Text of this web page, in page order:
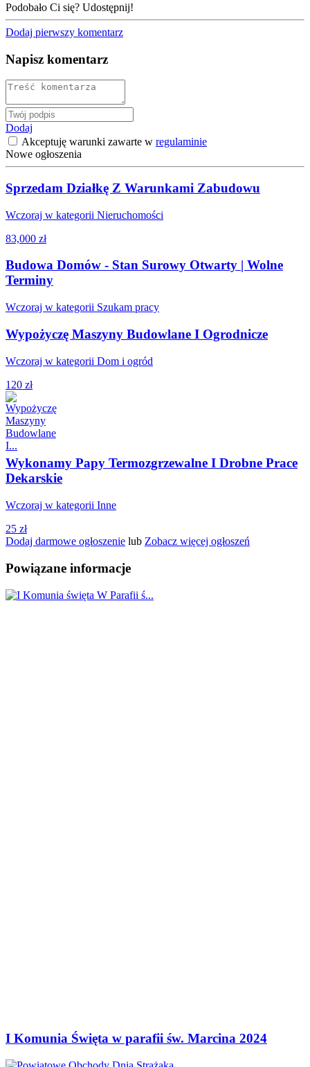
Podobało Ci się? Udostępnij!
Dodaj pierwszy komentarz
Napisz komentarz
Dodaj
Akceptuję warunki zawarte w regulaminie
Nowe ogłoszenia
Sprzedam Działkę Z Warunkami Zabudowu
Wczoraj w kategorii Nieruchomości
83,000 zł
Budowa Domów - Stan Surowy Otwarty | Wolne
Terminy
Wczoraj w kategorii Szukam pracy
Wypożyczę Maszyny Budowlane I Ogrodnicze
Wczoraj w kategorii Dom i ogród
120 zł
Wykonamy Papy Termozgrzewalne I Drobne Prace
Dekarskie
Wczoraj w kategorii Inne
25 zł
Dodaj darmowe ogłoszenie lub Zobacz więcej ogłoszeń
Powiązane informacje
I Komunia Święta w parafii św. Marcina 2024